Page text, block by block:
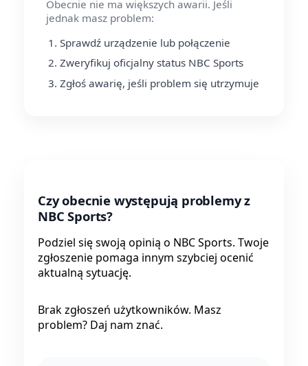
Obecnie nie ma większych awarii. Jeśli
jednak masz problem:
Sprawdź urządzenie lub połączenie
Zweryfikuj oficjalny status NBC Sports
Zgłoś awarię, jeśli problem się utrzymuje
Czy obecnie występują problemy z
NBC Sports?
Podziel się swoją opinią o NBC Sports. Twoje
zgłoszenie pomaga innym szybciej ocenić
aktualną sytuację.
Brak zgłoszeń użytkowników. Masz
problem? Daj nam znać.